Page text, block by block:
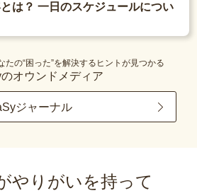
は？ 一日のスケジュールについ
たの“困った”を解決するヒントが見つかる
オウンドメディア
ジャーナル
やりがいを持って